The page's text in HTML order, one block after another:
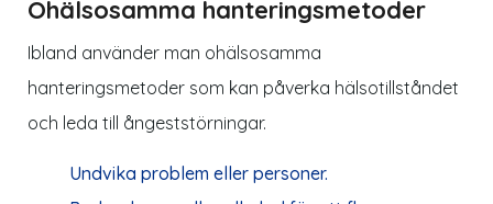
Ohälsosamma hanteringsmetoder
Ibland använder man ohälsosamma
hanteringsmetoder som kan påverka hälsotillståndet
och leda till ångeststörningar.
Undvika problem eller personer.